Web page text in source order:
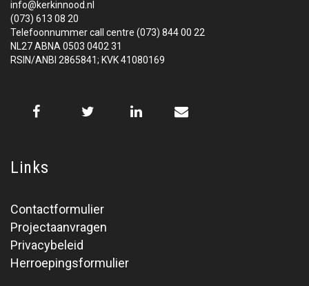
info@kerkinnood.nl
(073) 613 08 20
Telefoonnummer call centre (073) 844 00 22
NL27 ABNA 0503 0402 31
RSIN/ANBI 2865841; KVK 41080169
Links
Contactformulier
Projectaanvragen
Privacybeleid
Herroepingsformulier